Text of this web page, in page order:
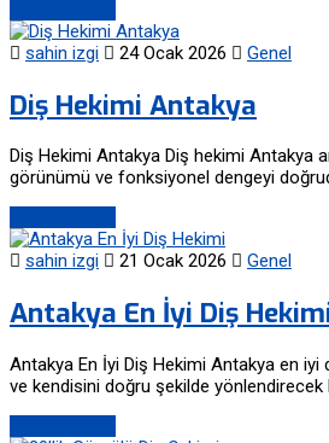
sahin izgi
24 Ocak 2026 Genel
Diş Hekimi Antakya
Diş Hekimi Antakya Diş hekimi Antakya
görünümü ve fonksiyonel dengeyi
sahin izgi
21 Ocak 2026 Genel
Antakya En İyi Diş
Antakya En İyi Diş Hekimi Antakya en iyi
ve kendisini doğru şekilde yönlendirecek